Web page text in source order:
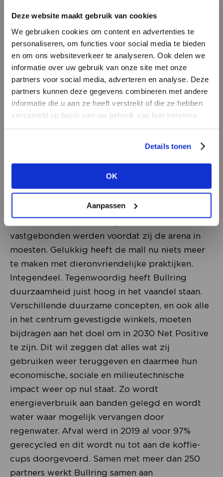
Deze website maakt gebruik van cookies
We gebruiken cookies om content en advertenties te
personaliseren, om functies voor social media te bieden
en om ons websiteverkeer te analyseren. Ook delen we
informatie over uw gebruik van onze site met onze
partners voor social media, adverteren en analyse. Deze
partners kunnen deze gegevens combineren met andere
informatie die u aan ze heeft verstrekt of die ze hebben
verzameld op basis van uw gebruik van hun services.
Details tonen
OK
Aanpassen
HEB JE NOG GEEN
ACCOUNT?
aan of bekijk de andere mogelijkheden.
BEKIJK ALLE OPTIES
Engelands grootste shopping centre Bullring
and Grand Central. De locatie heeft altijd al de
functie van handelsplek gehad, zelfs toen zij in
de middeleeuwen als grote markt van
Birmingham diende, maar heeft haar naam te
vastgebonden werden voordat zij de arena in
moesten. Gelukkig heeft de mall nu niets meer
te maken met dieronvriendelijke praktijken.
Integendeel. Tegenwoordig heeft Bullring
duurzaamheid juist hoog in het vaandel staan.
Verschillende duurzame concepten, en ook alle
in het centrum gevestigde winkels, moeten
bijdragen aan het doel om in 2030 Net Positive
te zijn. Dit wil zeggen dat alles wat zij
gebruiken weer teruggeven en daarmee hun
economische, sociale en milieutechnische
impact weer op nul staat. Zo wordt
energieverbruik aan banden gelegd en wordt
water waar mogelijk vervangen door
regenwater. Afval werd in 2019 al voor 97%
gerecycled en dit wordt nu tot aan de koffie-
cups doorgevoerd. Samen met meer dan 250
partners werkt Bullring samen aan